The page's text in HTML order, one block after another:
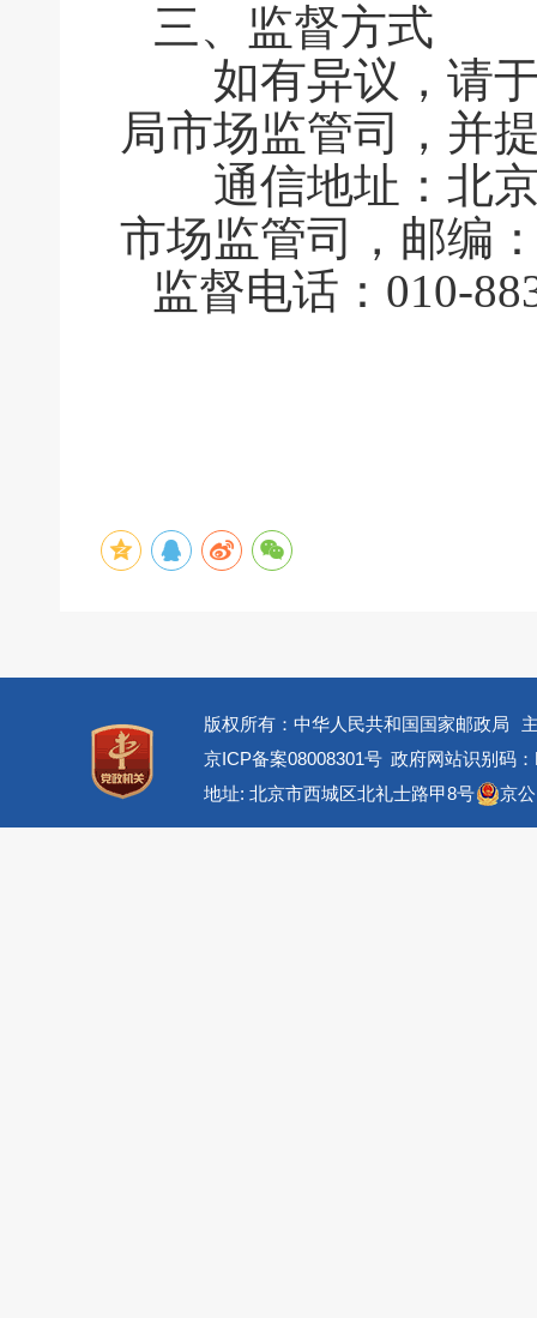
三、监督方式
如有异议，请于
局市场监管司，并
通信地址：北京
市场监管司，邮编
监督电话：010-
版权所有：中华人民共和国国家邮政局
京ICP备案08008301号 政府网站识别码
地址: 北京市西城区北礼士路甲8号
京